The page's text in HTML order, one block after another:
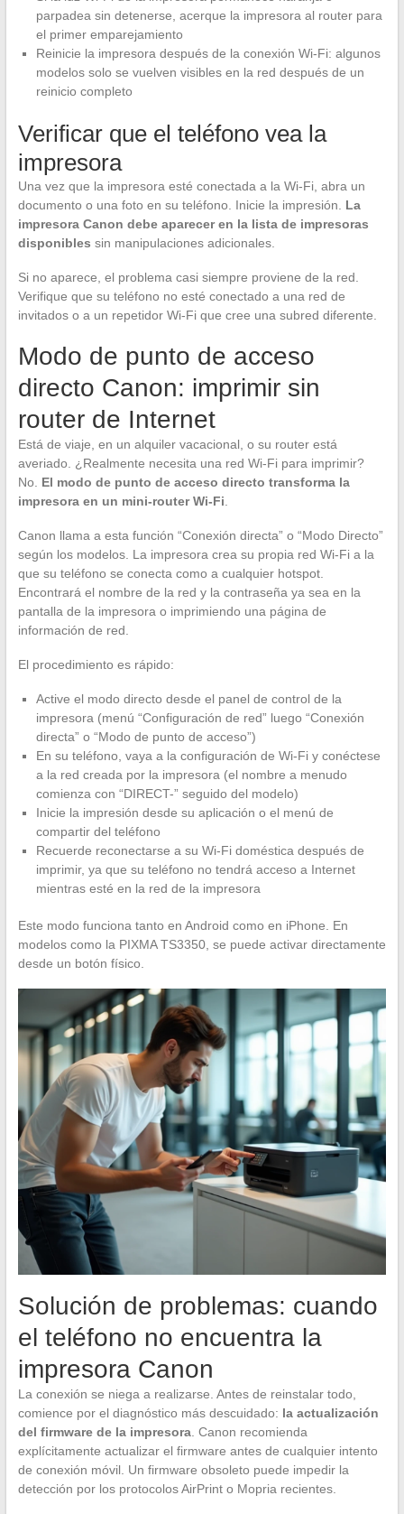
parpadea sin detenerse, acerque la impresora al router para
el primer emparejamiento
Reinicie la impresora después de la conexión Wi-Fi: algunos
modelos solo se vuelven visibles en la red después de un
reinicio completo
Verificar que el teléfono vea la
impresora
Una vez que la impresora esté conectada a la Wi-Fi, abra un
documento o una foto en su teléfono. Inicie la impresión. La
impresora Canon debe aparecer en la lista de impresoras
disponibles sin manipulaciones adicionales.
Si no aparece, el problema casi siempre proviene de la red.
Verifique que su teléfono no esté conectado a una red de
invitados o a un repetidor Wi-Fi que cree una subred diferente.
Modo de punto de acceso
directo Canon: imprimir sin
router de Internet
Está de viaje, en un alquiler vacacional, o su router está
averiado. ¿Realmente necesita una red Wi-Fi para imprimir?
No. El modo de punto de acceso directo transforma la
impresora en un mini-router Wi-Fi
Canon llama a esta función “Conexión directa” o “Modo Directo”
según los modelos. La impresora crea su propia red Wi-Fi a la
que su teléfono se conecta como a cualquier hotspot.
Encontrará el nombre de la red y la contraseña ya sea en la
pantalla de la impresora o imprimiendo una página de
información de red.
El procedimiento es rápido:
Active el modo directo desde el panel de control de la
impresora (menú “Configuración de red” luego “Conexión
directa” o “Modo de punto de acceso”)
En su teléfono, vaya a la configuración de Wi-Fi y conéctese
a la red creada por la impresora (el nombre a menudo
comienza con “DIRECT-” seguido del modelo)
Inicie la impresión desde su aplicación o el menú de
compartir del teléfono
Recuerde reconectarse a su Wi-Fi doméstica después de
imprimir, ya que su teléfono no tendrá acceso a Internet
mientras esté en la red de la impresora
Este modo funciona tanto en Android como en iPhone. En
modelos como la PIXMA TS3350, se puede activar directamente
desde un botón físico.
Solución de problemas: cuando
el teléfono no encuentra la
impresora Canon
La conexión se niega a realizarse. Antes de reinstalar todo,
comience por el diagnóstico más descuidado: la actualización
del firmware de la impresora. Canon recomienda
explícitamente actualizar el firmware antes de cualquier intento
de conexión móvil. Un firmware obsoleto puede impedir la
detección por los protocolos AirPrint o Mopria recientes.